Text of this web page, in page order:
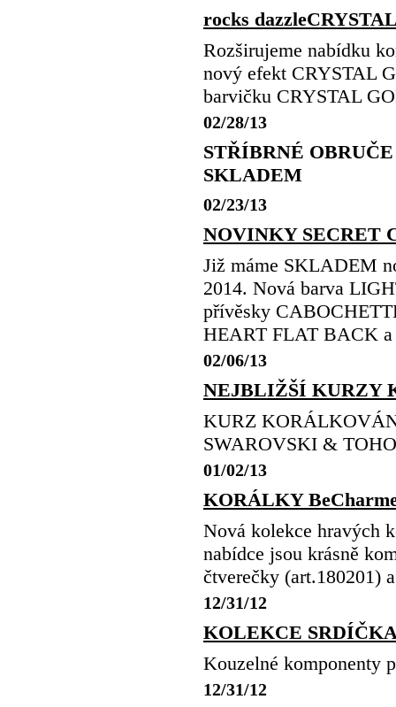
rocks
Rozširujeme nabídku
nový efekt CRYSTAL
barvičku CRYSTAL
02/28/13
STŘÍBRNÉ
SKLADEM
02/23/13
NOVINKY SECRET
Již máme SKLADEM
2014. Nová barva
přívěsky
HEART FLAT BACK a
02/06/13
NEJBLIŽŠÍ KURZY
KURZ
SWAROVSKI &
01/02/13
KORÁLKY
Nová kolekce hravých
nabídce jsou krásně
čtverečky (art.180201)
12/31/12
KOLEKCE
Kouzelné komponenty
12/31/12